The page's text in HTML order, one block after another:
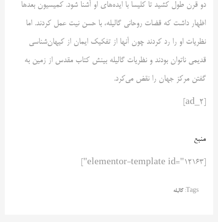
دو قرن طول کشید تا کلیسا با ایده‌های او آشنا شود. کمیسیون بعدها
اظهار داشت که قضات روحانی گالیله، با حسن نیت عمل کردند. اما
نظریات او را رد کردند چون آنها از تفکیک ایمان از کیهان‌شناسی
قدیمی ناتوان بودند و نظریات گالیله بینش کتاب مقدس از زمین به
گفتن مرکز جهان را نقض می‌کرد.
منبع
Tags: گالیله